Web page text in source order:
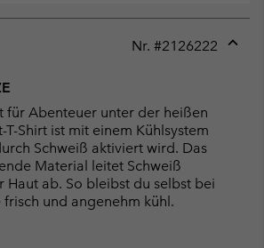
Nr. #2126222
für Abenteuer unter der heißen
T-Shirt ist mit einem Kühlsystem
Schweiß aktiviert wird. Das
Material leitet Schweiß
Haut ab. So bleibst du selbst bei
und angenehm kühl.